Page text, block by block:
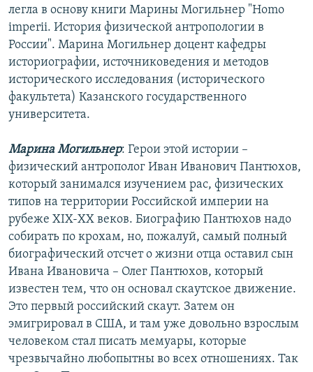
легла в основу книги Марины Могильнер "Homo
imperii. История физической антропологии в
России". Марина Могильнер доцент кафедры
историографии, источниковедения и методов
исторического исследования (исторического
факультета) Казанского государственного
университета.
Марина Могильнер: Герои этой истории –
физический антрополог Иван Иванович Пантюхов,
который занимался изучением рас, физических
типов на территории Российской империи на
рубеже XIX-ХХ веков. Биографию Пантюхов надо
собирать по крохам, но, пожалуй, самый полный
биографический отсчет о жизни отца оставил сын
Ивана Ивановича – Олег Пантюхов, который
известен тем, что он основал скаутское движение.
Это первый российский скаут. Затем он
эмигрировал в США, и там уже довольно взрослым
человеком стал писать мемуары, которые
чрезвычайно любопытны во всех отношениях. Так